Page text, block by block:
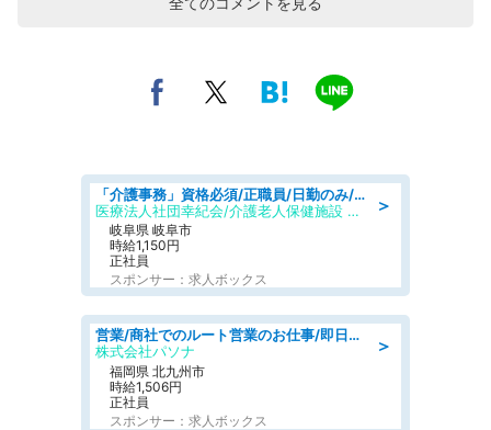
＞
「介護事務」資格必須/正職員/日勤のみ/介護老人保健施設
医療法人社団幸紀会/介護老人保健施設 グリーンビラ安江
岐阜県 岐阜市
時給1,150円
正社員
スポンサー：求人ボックス
＞
営業/商社でのルート営業のお仕事/即日勤務可/車通勤可/営業
株式会社パソナ
福岡県 北九州市
時給1,506円
正社員
スポンサー：求人ボックス